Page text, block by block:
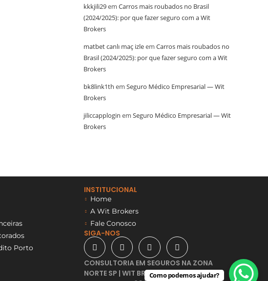
kkkjili29em Carros mais roubados no Brasil
(2024/2025): por que fazer seguro com a Wit
Brokers
matbet canlı maç izleem Carros mais roubados no
Brasil (2024/2025): por que fazer seguro com a Wit
Brokers
bk8link1th em Seguro Médico Empresarial — Wit
Brokers
jiliccapplogin em Seguro Médico Empresarial — Wit
Brokers
Porto
INSTITUCIONAL
Home
A Wit Brokers
Fale Conosco
SIGA-NOS
CONSULTORIA EM SEGUROS NA ZONA
NORTE SP | WIT BROKERS -Como podemos ajudar?